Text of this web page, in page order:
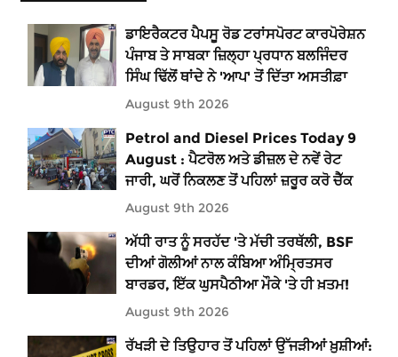
ਡਾਇਰੈਕਟਰ ਪੈਪਸੂ ਰੋਡ ਟਰਾਂਸਪੋਰਟ ਕਾਰਪੋਰੇਸ਼ਨ
ਪੰਜਾਬ ਤੇ ਸਾਬਕਾ ਜ਼ਿਲ੍ਹਾ ਪ੍ਰਧਾਨ ਬਲਜਿੰਦਰ
ਸਿੰਘ ਢਿੱਲੋਂ ਥਾਂਦੇ ਨੇ 'ਆਪ' ਤੋਂ ਦਿੱਤਾ ਅਸਤੀਫ਼ਾ
August 9th 2026
Petrol and Diesel Prices Today 9
August : ਪੈਟਰੋਲ ਅਤੇ ਡੀਜ਼ਲ ਦੇ ਨਵੇਂ ਰੇਟ
ਜਾਰੀ, ਘਰੋਂ ਨਿਕਲਣ ਤੋਂ ਪਹਿਲਾਂ ਜ਼ਰੂਰ ਕਰੋ ਚੈੱਕ
August 9th 2026
ਅੱਧੀ ਰਾਤ ਨੂੰ ਸਰਹੱਦ 'ਤੇ ਮੱਚੀ ਤਰਥੱਲੀ, BSF
ਦੀਆਂ ਗੋਲੀਆਂ ਨਾਲ ਕੰਬਿਆ ਅੰਮ੍ਰਿਤਸਰ
ਬਾਰਡਰ, ਇੱਕ ਘੁਸਪੈਠੀਆ ਮੌਕੇ 'ਤੇ ਹੀ ਖ਼ਤਮ!
August 9th 2026
ਰੱਖੜੀ ਦੇ ਤਿਉਹਾਰ ਤੋਂ ਪਹਿਲਾਂ ਉੱਜੜੀਆਂ ਖ਼ੁਸ਼ੀਆਂ: